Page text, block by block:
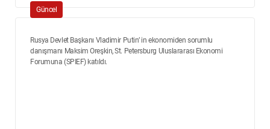
Güncel
Rusya Devlet Başkanı Vladimir Putin’ in ekonomiden sorumlu
danışmanı Maksim Oreşkin, St. Petersburg Uluslararası Ekonomi
Forumuna (SPIEF) katıldı.